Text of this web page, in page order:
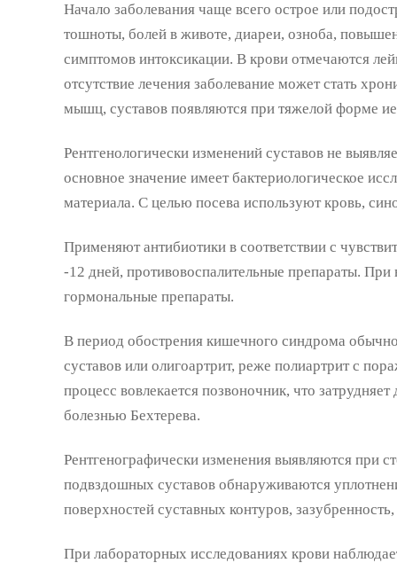
Начало заболевания чаще всего острое или
тошноты, болей в животе, диареи, озноба,
симптомов интоксикации. В крови отмечаются
отсутствие лечения заболевание может стать
мышц, суставов появляются при тяжелой форме
Рентгенологически изменений суставов не
основное значение имеет бактериологическое
материала. С целью посева используют кровь,
Применяют антибиотики в соответствии с
-12 дней, противовоспалительные препараты. При
гормональные препараты.
В период обострения кишечного синдрома
суставов или олигоартрит, реже полиартрит с
процесс вовлекается позвоночник, что
болезнью Бехтерева.
Рентгенографически изменения выявляются при
подвздошных суставов обнаруживаются
поверхностей суставных контуров,
При лабораторных исследованиях крови